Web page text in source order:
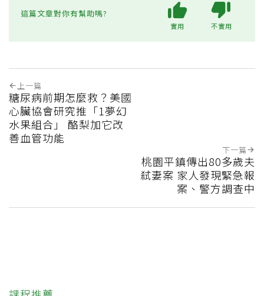
這篇文章對你有幫助嗎?
實用 不實用
上一篇
糖尿病前期怎麼救？美國
心臟協會研究推「1夢幻
水果組合」 酪梨加它改
善血管功能
下一篇
桃園平鎮傳出80多歲夫
弒妻案 家人發現緊急報
案、警方調查中